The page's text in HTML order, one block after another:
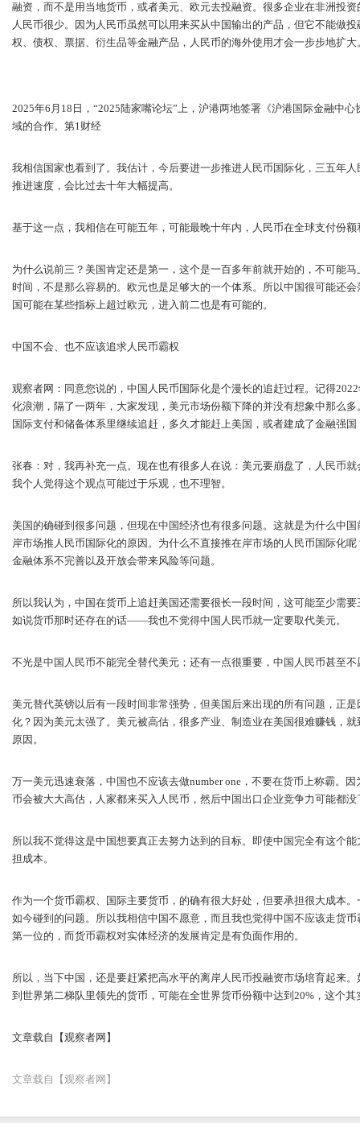
融资，而不是用当地货币，或者美元、欧元去投融资。很多企业在非洲投
人民币很少。因为人民币虽然可以用来买从中国输出的产品，但它不能做
权、债权、票据、衍生品等金融产品，人民币的海外使用才会一步步地扩大
2025年6月18日，“2025陆家嘴论坛”上，沪港两地签署《沪港国际金融中
域的合作。第1财经
我相信国家也看到了。我估计，今后要进一步推进人民币国际化，三五年
推进速度，会比过去十年大幅提高。
基于这一点，我相信在可能五年，可能最晚十年内，人民币在全球支付份
为什么说前三？美国肯定还是第一，这个是一百多年前就开始的，不可能
时间，不是那么容易的。欧元也是足够大的一个体系。所以中国很可能还
国可能在某些指标上超过欧元，进入前二也是有可能的。
中国不会、也不应该追求人民币霸权
观察者网：同意您说的，中国人民币国际化是个漫长的追赶过程。记得
化浪潮，隔了一两年，大家发现，美元市场份额下降的并没有想象中那么
国际支付和储备体系里继续追赶，多久才能赶上美国，或者建成了金融强
张春：对，我再补充一点。现在也有很多人在说：美元要崩盘了，人民币
我个人觉得这个观点可能过于乐观，也不理智。
美国的确碰到很多问题，但现在中国经济也有很多问题。这就是为什么中
岸市场推人民币国际化的原因。为什么不直接推在岸市场的人民币国际化
金融体系不完善以及开放会带来风险等问题。
所以我认为，中国在货币上追赶美国还需要很长一段时间，这可能至少需
如说货币那时还存在的话——我也不觉得中国人民币就一定要取代美元。
不光是中国人民币不能完全替代美元；还有一点很重要，中国人民币甚至
美元替代英镑以后有一段时间非常强势，但美国后来出现的所有问题，正
化？因为美元太强了。美元被高估，很多产业、制造业在美国很难赚钱，
原因。
万一美元迅速衰落，中国也不应该去做number one，不要在货币上称霸。
币会被大大高估，人家都来买入人民币，然后中国出口企业竞争力可能都没
所以我不觉得这是中国想要真正去努力达到的目标。即使中国完全有这个
担成本。
作为一个货币霸权、国际主要货币，的确有很大好处，但要承担很大成本
如今碰到的问题。所以我相信中国不愿意，而且我也觉得中国不应该走货
第一位的，而货币霸权对实体经济的发展肯定是有负面作用的。
所以，当下中国，还是要赶紧把高水平的离岸人民币投融资市场培育起来
到世界第二梯队里领先的货币，可能在全世界货币份额中达到20%，这个
文章载自【观察者网】
文章载自【观察者网】